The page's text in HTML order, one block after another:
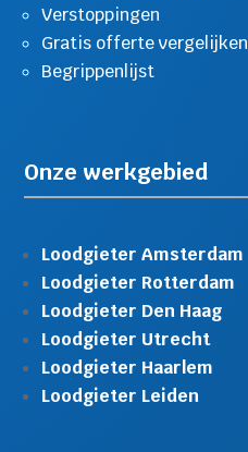
Verstoppingen
Gratis offerte vergelijken
Begrippenlijst
Onze werkgebied
Loodgieter Amsterdam
Loodgieter Rotterdam
Loodgieter Den Haag
Loodgieter Utrecht
Loodgieter Haarlem
Loodgieter Leiden